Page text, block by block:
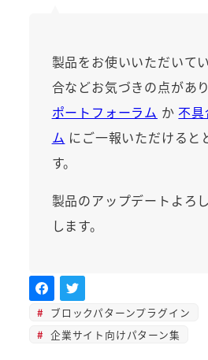
製品をお使いいただいて
合などお気づきの点があ
ポートフォーラム か 不
ム にご一報いただけると
す。
製品のアップデートよろ
します。
ブロックパターンプラグイン
企業サイト向けパターン集